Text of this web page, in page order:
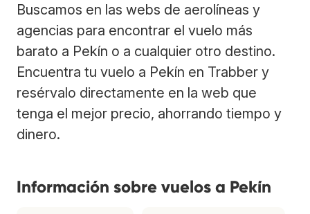
Buscamos en las webs de aerolíneas y
agencias para encontrar el vuelo más
barato a Pekín o a cualquier otro destino.
Encuentra tu vuelo a Pekín en Trabber y
resérvalo directamente en la web que
tenga el mejor precio, ahorrando tiempo y
dinero.
Información sobre vuelos a Pekín